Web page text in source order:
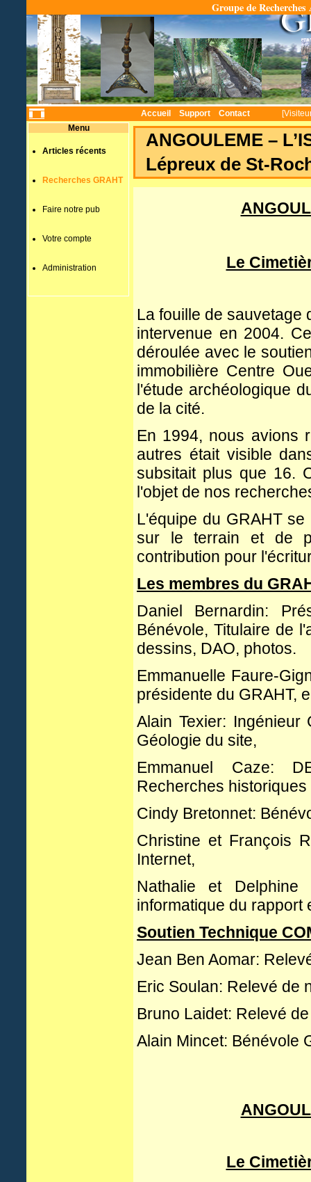
Groupe de
Accueil Support Contact
Menu
Articles récents
Recherches GRAHT
Faire notre pub
Votre compte
Administration
ANGOULEME –
Lépreux de St-
Le
La fouille de sauvetage
intervenue en 2004.
déroulée avec le
immobilière Centre
l'étude archéologique
de la cité.
En 1994, nous avions
autres était visible
subsitait plus que 16.
l'objet de nos
L'équipe du GRAHT
sur le terrain et de
contribution pour
Les membres du
Daniel Bernardin:
Bénévole, Titulaire de
dessins, DAO, photos.
Emmanuelle Faure-
présidente du GRAHT,
Alain Texier: Ingénieur
Géologie du site,
Emmanuel Caze:
Recherches historiques
Cindy Bretonnet:
Christine et François
Internet,
Nathalie et Delphine
informatique du rapport
Soutien Technique
Jean Ben Aomar:
Eric Soulan: Relevé de
Bruno Laidet: Relevé
Alain Mincet: Bénévole
Le